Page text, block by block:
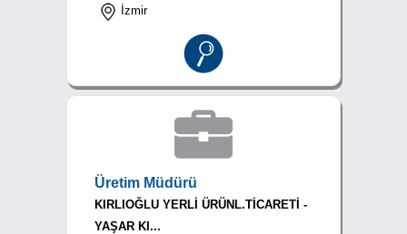
İzmir
Üretim Müdürü
KIRLIOĞLU YERLİ ÜRÜNL.TİCARETİ -
YAŞAR KI...